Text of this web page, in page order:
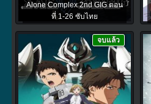
Alone Complex 2nd GIG ตอน
ที่ 1-26 ซับไทย
จบแล้ว